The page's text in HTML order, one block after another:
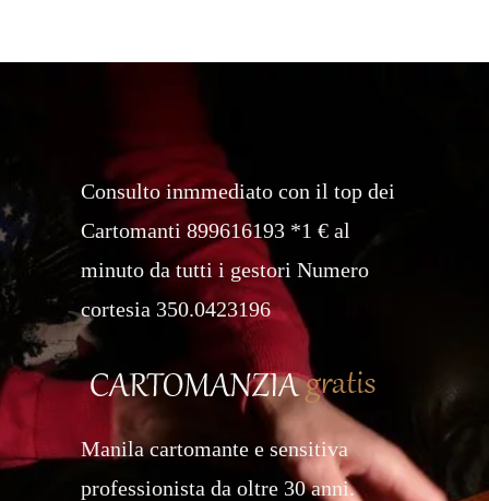
Consulto inmmediato con il top dei
Cartomanti 899616193 *1 € al
minuto da tutti i gestori Numero
cortesia 350.0423196
Manila cartomante e sensitiva
professionista da oltre 30 anni.